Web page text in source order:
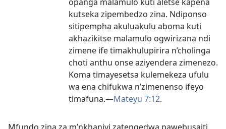
kutseka zipembedzo zina. Ndiponso
sitipempha akuluakulu aboma kuti
akhazikitse malamulo ogwirizana ndi
zimene ife timakhulupirira n’cholinga
choti anthu onse aziyendera zimenezo.
Koma timayesetsa kulemekeza ufulu
wa ena chifukwa n’zimenenso ifeyo
timafuna.—Mateyu 7:12.
Mfundo zina za m’nkhaniyi zatengedwa pawebusaiti